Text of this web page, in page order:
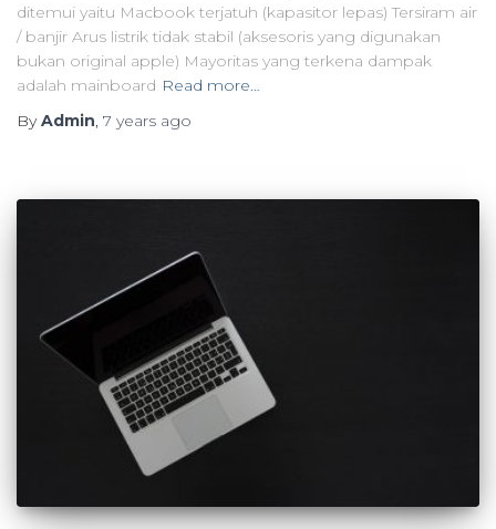
ditemui yaitu Macbook terjatuh (kapasitor lepas) Tersiram air
/ banjir Arus listrik tidak stabil (aksesoris yang digunakan
bukan original apple) Mayoritas yang terkena dampak
adalah mainboard Read more…
ByAdmin, 7 years ago